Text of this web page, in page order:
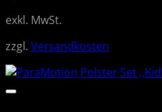
exkl. MwSt.
zzgl. Versandkosten